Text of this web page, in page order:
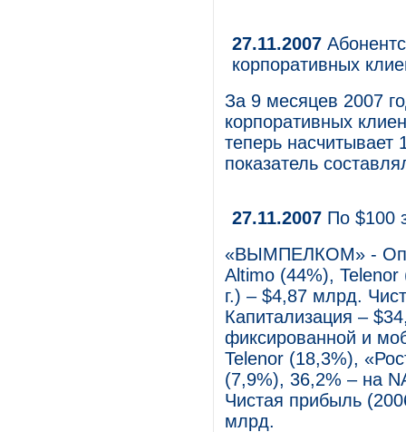
27.11.2007
корпоративных
За 9 месяцев 2007
корпоративных
теперь насчитывает
показатель
27.11.2007 По $100
«ВЫМПЕЛКОМ» -
Altimo (44%),
г.) – $4,87 млрд.
Капитализация –
фиксированной и
Telenor (18,3%),
(7,9%), 36,2% – на
Чистая прибыль
млрд.